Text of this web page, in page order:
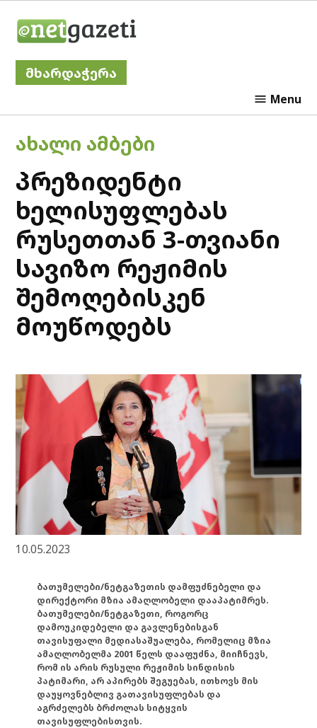
მხარდაჭერა
Menu
POSTED
IN
ᲐᲮᲐᲚᲘ ᲐᲛᲑᲔᲑᲘ
პრეზიდენტი
ხელისუფლებას
რუსეთთან 3-თვიანი
სავიზო რეჟიმის
შემოღებისკენ
მოუწოდებს
10.05.2023
ბათუმელები/ნეტგაზეთის დამფუძნებელი და
დირექტორი მზია ამაღლობელი დააპატიმრეს.
ბათუმელები/ნეტგაზეთი, როგორც
დამოუკიდებელი და გავლენებისგან
თავისუფალი მედიასაშუალება, რომელიც მზია
ამაღლობელმა 2001 წელს დააფუძნა, მიიჩნევს,
რომ ის არის რუსული რეჟიმის სინდისის
პატიმარი, არ აპირებს შეგუებას, ითხოვს მის
დაუყოვნებლივ გათავისუფლებას და
აგრძელებს ბრძოლას სიტყვის
თავისუფლებისთვის.